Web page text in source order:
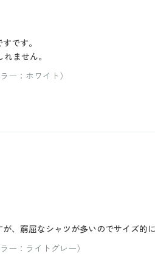
です。
ません。
ー：ホワイト）
、窮屈なシャツが多いのでサイズ的
ー：ライトグレー）